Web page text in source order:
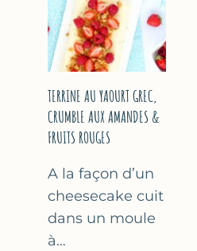
YAOURT
GREC
TERRINE AU YAOURT GREC,
CRUMBLE AUX AMANDES &
FRUITS ROUGES
A la façon d’un
cheesecake cuit
dans un moule
à…